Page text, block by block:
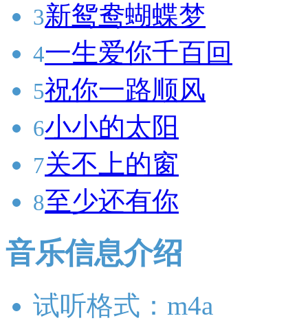
3新鸳鸯蝴蝶梦
4一生爱你千百回
5祝你一路顺风
6小小的太阳
7关不上的窗
8至少还有你
音乐信息介绍
试听格式：m4a